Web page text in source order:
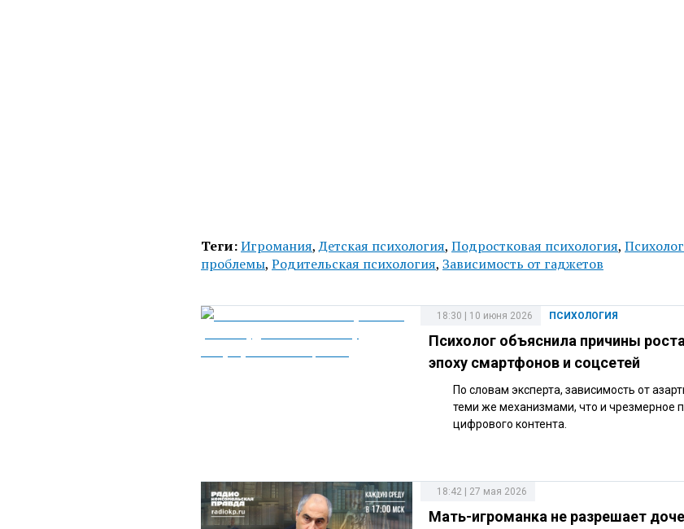
Теги:Игромания,Детская психология, Подростковая психология,
проблемы, Родительская психология, Зависимость от гаджетов
ПСИХОЛОГИЯ
18:30 | 10 июня 2026
Психолог объяснила причины
эпоху смартфонов и соцсетей
По словам эксперта, зависимость от
теми же механизмами, что и чрезмерное
цифрового контента.
18:42 | 27 мая 2026
Мать-игроманка не разрешает